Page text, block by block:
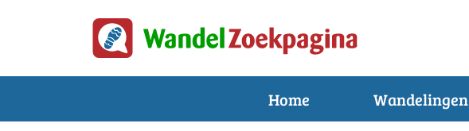
Home Wandelingen